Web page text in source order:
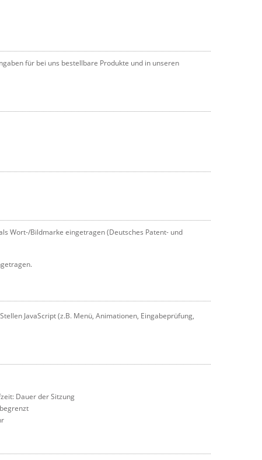
für bei uns bestellbare Produkte und in unseren
Wort-/Bildmarke eingetragen (Deutsches Patent- und
JavaScript (z.B. Menü, Animationen, Eingabeprüfung,
Dauer der Sitzung